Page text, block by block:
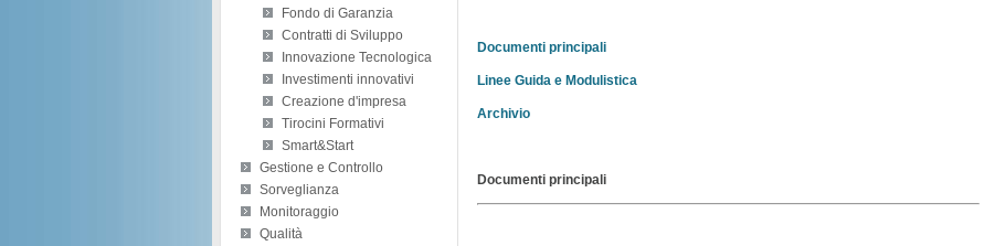
Fondo di Garanzia
Contratti di Sviluppo
Innovazione Tecnologica
Investimenti innovativi
Creazione d'impresa
Tirocini Formativi
Smart&Start
Gestione e Controllo
Sorveglianza
Monitoraggio
Qualità
Documenti principali
Linee Guida e Modulistica
Archivio
Documenti principali